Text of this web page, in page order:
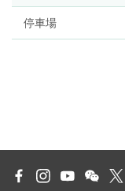
停車場